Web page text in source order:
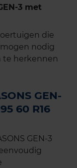
3 met
die
nodig
te herkennen
GEN-
60 R16
GEN-3